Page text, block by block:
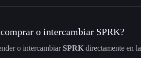
o intercambiar SPRK?
o intercambiar SPRK directamente en la